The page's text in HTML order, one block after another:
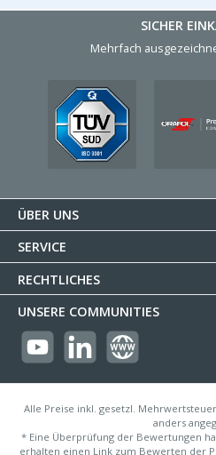
SICHER
Mehrfach
ÜBER UNS
SERVICE
RECHTLICHES
UNSERE COMMUNITIES
https://youtube.com/
LinkedIn Website
Alle Preise inkl. gesetzl.
anders
* Eine Überprüfung der Bewertungen
erhalten einen Link zum Bewerten der